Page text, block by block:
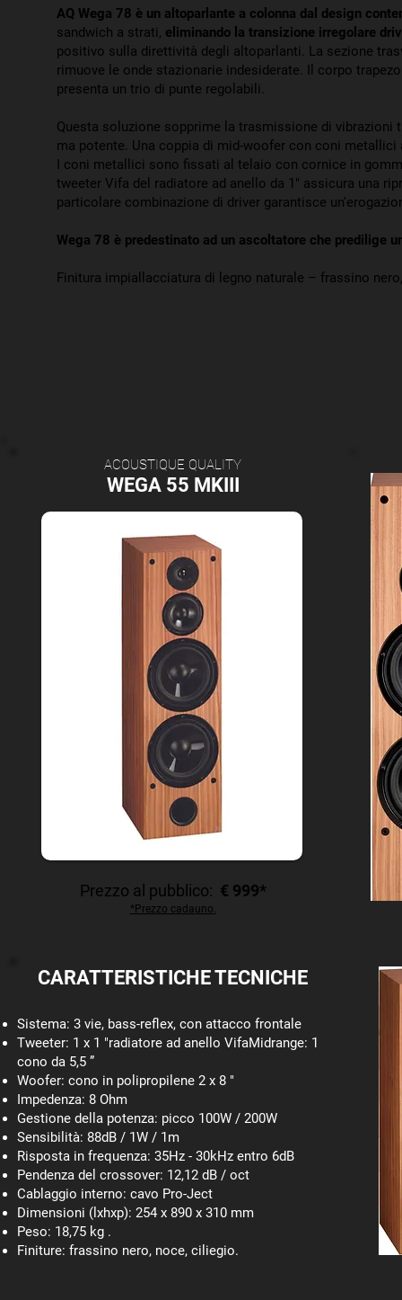
AQ Wega 78 è un altoparlante a colonna dal design
sandwich a strati, eliminando la transizione irregolare
positivo sulla direttività degli altoparlanti. La sezione
rimuove le onde stazionarie indesiderate. Il corpo
presenta un trio di punte regolabili.
Questa soluzione sopprime la trasmissione di
ma potente. Una coppia di mid-woofer con coni
I coni metallici sono fissati al telaio con cornice in
tweeter Vifa del radiatore ad anello da 1" assicura una
particolare combinazione di driver garantisce
Wega 78 è predestinato ad un ascoltatore che predilige
Finitura impiallacciatura di legno naturale – frassino
ACOUSTIQUE QUALITY
WEGA 55 MKIII
Prezzo al pubblico: € 999*
*Prezzo cadauno.
CARATTERISTICHE TECNICHE
Sistema: 3 vie, bass-reflex, con attacco frontale
Tweeter: 1 x 1 "radiatore ad anello VifaMidrange: 1
cono da 5,5 ”
Woofer: cono in polipropilene 2 x 8 "
Impedenza: 8 Ohm
Gestione della potenza: picco 100W / 200W
Sensibilità: 88dB / 1W / 1m
Risposta in frequenza: 35Hz - 30kHz entro 6dB
Pendenza del crossover: 12,12 dB / oct
Cablaggio interno: cavo Pro-Ject
Dimensioni (lxhxp): 254 x 890 x 310 mm
Peso: 18,75 kg .
Finiture: frassino nero, noce, ciliegio.